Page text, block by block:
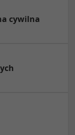
cywilna